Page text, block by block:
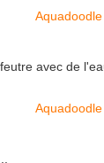
avec de